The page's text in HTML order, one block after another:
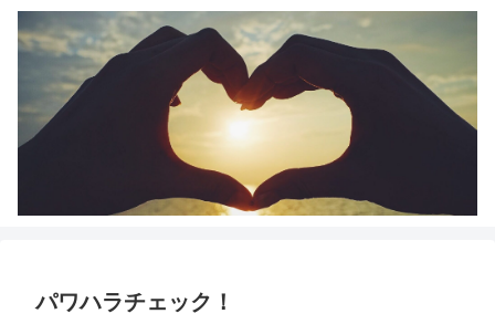
パワハラチェック！